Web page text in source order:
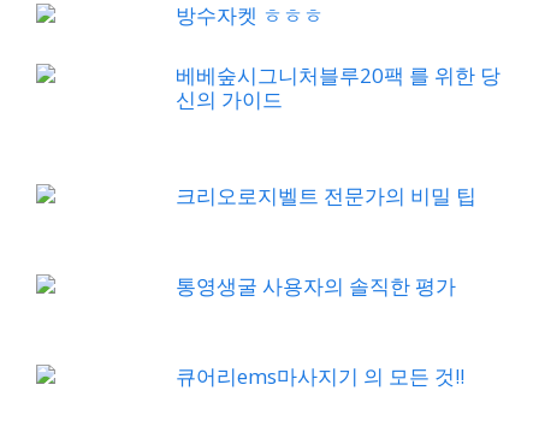
방수자켓 ㅎㅎㅎ
베베숲시그니처블루20팩 를 위한 당
신의 가이드
크리오로지벨트 전문가의 비밀 팁
통영생굴 사용자의 솔직한 평가
큐어리ems마사지기 의 모든 것!!